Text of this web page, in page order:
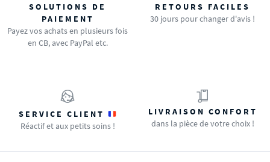
SOLUTIONS DE
PAIEMENT
Payez vos achats en plusieurs fois
en CB, avec PayPal etc.
RETOURS FACILES
30 jours pour changer d'avis !
SERVICE CLIENT
Réactif et aux petits soins !
LIVRAISON CONFORT
dans la pièce de votre choix !